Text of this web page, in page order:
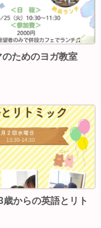
のためのヨガ教室
歳からの英語とリト